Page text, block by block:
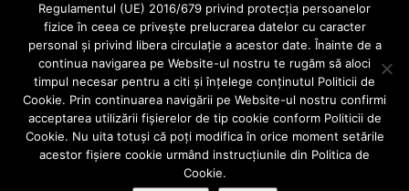
Ultimele Articole
Aparatele mobile
Când alegem o fațeta dentară?
Implant sau punte dentara ?
IMPLANT DENTAR vs COROANA DENTARA/PUNTE CLASICA
Regulamentul (UE) 2016/679 privind protecția persoanelor
fizice în ceea ce privește prelucrarea datelor cu caracter
personal și privind libera circulație a acestor date. Înainte de a
continua navigarea pe Website-ul nostru te rugăm să aloci
timpul necesar pentru a citi și înțelege conținutul Politicii de
Cookie. Prin continuarea navigării pe Website-ul nostru confirmi
acceptarea utilizării fişierelor de tip cookie conform Politicii de
Cookie. Nu uita totuși că poți modifica în orice moment setările
acestor fişiere cookie urmând instrucțiunile din Politica de
Cookie.